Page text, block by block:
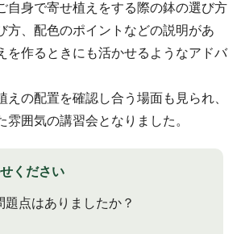
自身で寄せ植えをする際の鉢の選び方
方、配色のポイントなどの説明があ
を作るときにも活かせるようなアドバ
えの配置を確認し合う場面も見られ、
雰囲気の講習会となりました。
ください
題点はありましたか？